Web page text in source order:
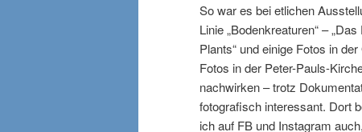
So war es bei etlichen
Linie „Bodenkreaturen“ –
Plants“ und einige Fotos in
Fotos in der Peter-Pauls-
nachwirken – trotz
fotografisch interessant. Dort
ich auf FB und Instagram